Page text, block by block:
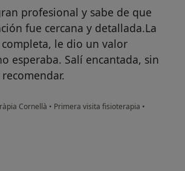
profesional y sabe de que
fue cercana y detallada.La
le dio un valor
esperaba. Salí encantada, sin
Cornellà • Primera visita fisioterapia •